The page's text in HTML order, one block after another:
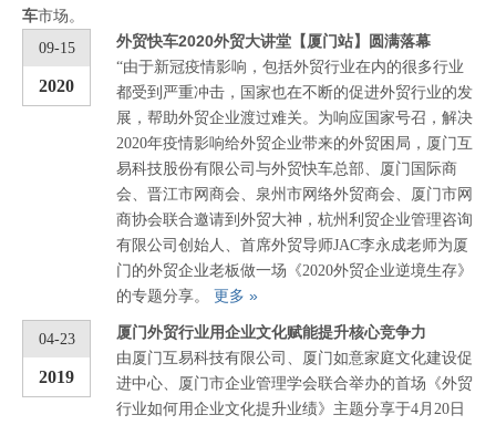
车市场。
09-15
2020
外贸快车2020外贸大讲堂【厦门站】圆满落幕
“由于新冠疫情影响，包括外贸行业在内的很多行业
都受到严重冲击，国家也在不断的促进外贸行业的发
展，帮助外贸企业渡过难关。为响应国家号召，解决
2020年疫情影响给外贸企业带来的外贸困局，厦门互
易科技股份有限公司与外贸快车总部、厦门国际商
会、晋江市网商会、泉州市网络外贸商会、厦门市网
商协会联合邀请到外贸大神，杭州利贸企业管理咨询
有限公司创始人、首席外贸导师JAC李永成老师为厦
门的外贸企业老板做一场《2020外贸企业逆境生存》
的专题分享。 更多 »
04-23
2019
厦门外贸行业用企业文化赋能提升核心竞争力
由厦门互易科技有限公司、厦门如意家庭文化建设促
进中心、厦门市企业管理学会联合举办的首场《外贸
行业如何用企业文化提升业绩》主题分享于4月20日